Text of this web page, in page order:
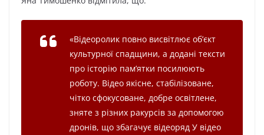
«Відеоролик повно висвітлює об’єкт
культурної спадщини, а додані тексти
про історію пам’ятки посилюють
роботу. Відео якісне, стабілізоване,
чітко сфокусоване, добре освітлене,
зняте з різних ракурсів за допомогою
дронів, що збагачує відеоряд У відео